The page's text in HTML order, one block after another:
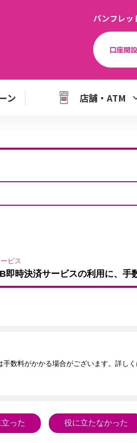
パンフレッ
口座開設
ン 店舗・ATM
ビス
即時決済サービスの利用に、手
数料がかかる場合がございます。詳し
った 役に立たなかった